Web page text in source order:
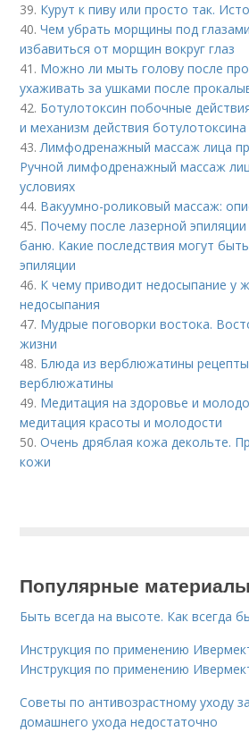
39. Курут к пиву или просто так.
40.Чем убрать морщины под
избавиться от морщин вокруг глаз
41. Можно ли мыть голову после
ухаживать за ушками после
42. Ботулотоксин побочные
и механизм действия ботулотоксина
43.Лимфодренажный массаж лица
Ручной лимфодренажный массаж
условиях
44. Вакуумно-роликовый массаж:
45. Почему после лазерной
баню. Какие последствия могут
эпиляции
46. К чему приводит недосыпание у
недосыпания
47. Мудрые поговорки востока.
жизни
48. Блюда из верблюжатины
верблюжатины
49. Медитация на здоровье и
медитация красоты и молодости
50.Очень дряблая кожа декольте.
кожи
Популярные материалы
Быть всегда на высоте. Как всегда
Инструкция по применению
Инструкция по применению
Советы по антивозрастному уходу
домашнего ухода недостаточно